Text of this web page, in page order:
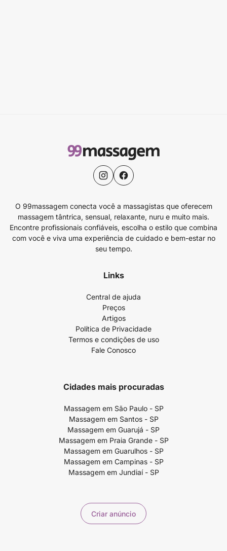
O 99massagem conecta você a massagistas que oferecem
massagem tântrica, sensual, relaxante, nuru e muito mais.
Encontre profissionais confiáveis, escolha o estilo que combina
com você e viva uma experiência de cuidado e bem-estar no
seu tempo.
Links
Central de ajuda
Preços
Artigos
Política de Privacidade
Termos e condições de uso
Fale Conosco
Cidades mais procuradas
Massagem em São Paulo - SP
Massagem em Santos - SP
Massagem em Guarujá - SP
Massagem em Praia Grande - SP
Massagem em Guarulhos - SP
Massagem em Campinas - SP
Massagem em Jundiaí - SP
Criar anúncio